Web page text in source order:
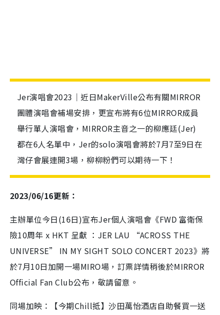
Jer演唱會2023｜近日MakerVille公布有關MIRROR
團體演唱會補場安排，更宣布將有6位MIRROR成員
舉行單人演唱會，MIRROR主音之一的柳應廷(Jer)
都在6人名單中，Jer的solo演唱會將於7月7至9日在
灣仔會展連開3場，柳柳粉們可以期待一下！
2023/06/16更新：
主辦單位今日(16日)宣布Jer個人演唱會《FWD 富衛保
險10周年 x HKT 呈獻 ：JER LAU “ACROSS THE
UNIVERSE” IN MY SIGHT SOLO CONCERT 2023》將
於7月10日加開一場MIRO場，訂票詳情稍後於MIRROR
Official Fan Club公布，敬請留意。
同場加映：【今期Chill抵】沙田萬怡酒店自助餐買一送